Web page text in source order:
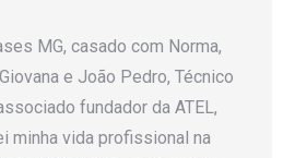
MG, casado com Norma,
e João Pedro, Técnico
fundador da ATEL,
minha vida profissional na